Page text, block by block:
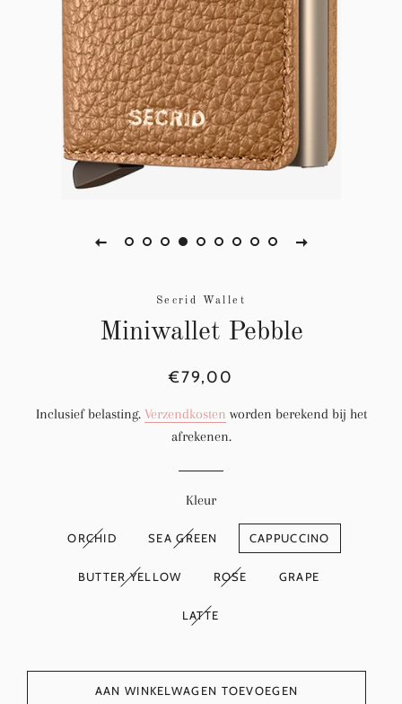
Secrid Wallet
Miniwallet Pebble
Normale
Aanbiedingsprijs
€79,00
Inclusief belasting. Verzendkosten worden berekend bij het
afrekenen.
Kleur
ORCHID SEA GREEN CAPPUCCINO
BUTTER YELLOW ROSE GRAPE
LATTE
AAN WINKELWAGEN TOEVOEGEN